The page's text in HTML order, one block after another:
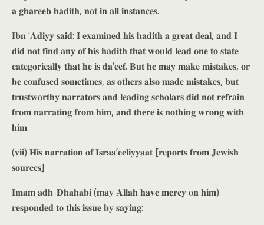
𝐚 𝐠𝐡𝐚𝐫𝐞𝐞𝐛 𝐡𝐚𝐝𝐢𝐭𝐡, 𝐧𝐨𝐭 𝐢𝐧 𝐚𝐥𝐥 𝐢𝐧𝐬𝐭𝐚𝐧𝐜𝐞𝐬.
𝐈𝐛𝐧 ‘𝐀𝐝𝐢𝐲𝐲 𝐬𝐚𝐢𝐝: 𝐈 𝐞𝐱𝐚𝐦𝐢𝐧𝐞𝐝 𝐡𝐢𝐬 𝐡𝐚𝐝𝐢𝐭𝐡 𝐚 𝐠𝐫𝐞𝐚𝐭 𝐝𝐞𝐚𝐥, 𝐚𝐧𝐝 𝐈
𝐝𝐢𝐝 𝐧𝐨𝐭 𝐟𝐢𝐧𝐝 𝐚𝐧𝐲 𝐨𝐟 𝐡𝐢𝐬 𝐡𝐚𝐝𝐢𝐭𝐡 𝐭𝐡𝐚𝐭 𝐰𝐨𝐮𝐥𝐝 𝐥𝐞𝐚𝐝 𝐨𝐧𝐞 𝐭𝐨 𝐬𝐭𝐚𝐭𝐞
𝐜𝐚𝐭𝐞𝐠𝐨𝐫𝐢𝐜𝐚𝐥𝐥𝐲 𝐭𝐡𝐚𝐭 𝐡𝐞 𝐢𝐬 𝐝𝐚‘𝐞𝐞𝐟. 𝐁𝐮𝐭 𝐡𝐞 𝐦𝐚𝐲 𝐦𝐚𝐤𝐞 𝐦𝐢𝐬𝐭𝐚𝐤𝐞𝐬, 𝐨𝐫
𝐛𝐞 𝐜𝐨𝐧𝐟𝐮𝐬𝐞𝐝 𝐬𝐨𝐦𝐞𝐭𝐢𝐦𝐞𝐬, 𝐚𝐬 𝐨𝐭𝐡𝐞𝐫𝐬 𝐚𝐥𝐬𝐨 𝐦𝐚𝐝𝐞 𝐦𝐢𝐬𝐭𝐚𝐤𝐞𝐬, 𝐛𝐮𝐭
𝐭𝐫𝐮𝐬𝐭𝐰𝐨𝐫𝐭𝐡𝐲 𝐧𝐚𝐫𝐫𝐚𝐭𝐨𝐫𝐬 𝐚𝐧𝐝 𝐥𝐞𝐚𝐝𝐢𝐧𝐠 𝐬𝐜𝐡𝐨𝐥𝐚𝐫𝐬 𝐝𝐢𝐝 𝐧𝐨𝐭 𝐫𝐞𝐟𝐫𝐚𝐢𝐧
𝐟𝐫𝐨𝐦 𝐧𝐚𝐫𝐫𝐚𝐭𝐢𝐧𝐠 𝐟𝐫𝐨𝐦 𝐡𝐢𝐦, 𝐚𝐧𝐝 𝐭𝐡𝐞𝐫𝐞 𝐢𝐬 𝐧𝐨𝐭𝐡𝐢𝐧𝐠 𝐰𝐫𝐨𝐧𝐠 𝐰𝐢𝐭𝐡
𝐡𝐢𝐦.
(𝐯𝐢𝐢) 𝐇𝐢𝐬 𝐧𝐚𝐫𝐫𝐚𝐭𝐢𝐨𝐧 𝐨𝐟 𝐈𝐬𝐫𝐚𝐚’𝐞𝐞𝐥𝐢𝐲𝐲𝐚𝐚𝐭 [𝐫𝐞𝐩𝐨𝐫𝐭𝐬 𝐟𝐫𝐨𝐦 𝐉𝐞𝐰𝐢𝐬𝐡
𝐬𝐨𝐮𝐫𝐜𝐞𝐬]
𝐈𝐦𝐚𝐦 𝐚𝐝𝐡-𝐃𝐡𝐚𝐡𝐚𝐛𝐢 (𝐦𝐚𝐲 𝐀𝐥𝐥𝐚𝐡 𝐡𝐚𝐯𝐞 𝐦𝐞𝐫𝐜𝐲 𝐨𝐧 𝐡𝐢𝐦)
𝐫𝐞𝐬𝐩𝐨𝐧𝐝𝐞𝐝 𝐭𝐨 𝐭𝐡𝐢𝐬 𝐢𝐬𝐬𝐮𝐞 𝐛𝐲 𝐬𝐚𝐲𝐢𝐧𝐠: